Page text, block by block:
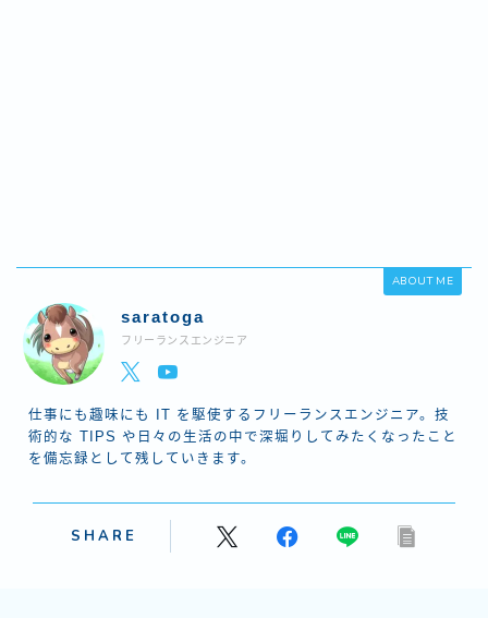
ABOUT ME
saratoga
フリーランスエンジニア
仕事にも趣味にも IT を駆使するフリーランスエンジニア。技
術的な TIPS や日々の生活の中で深堀りしてみたくなったこと
を備忘録として残していきます。
SHARE